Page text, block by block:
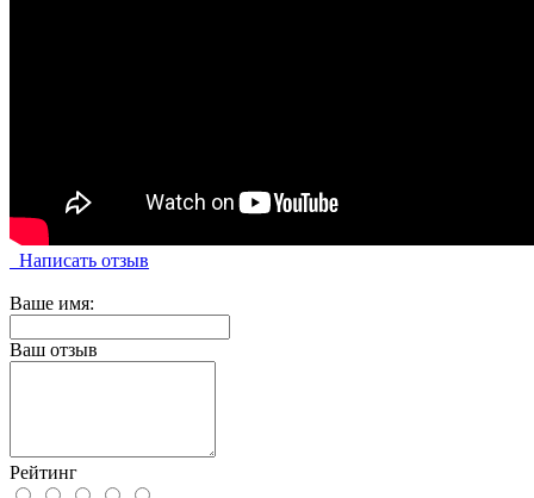
Написать отзыв
Ваше имя:
Ваш отзыв
Рейтинг